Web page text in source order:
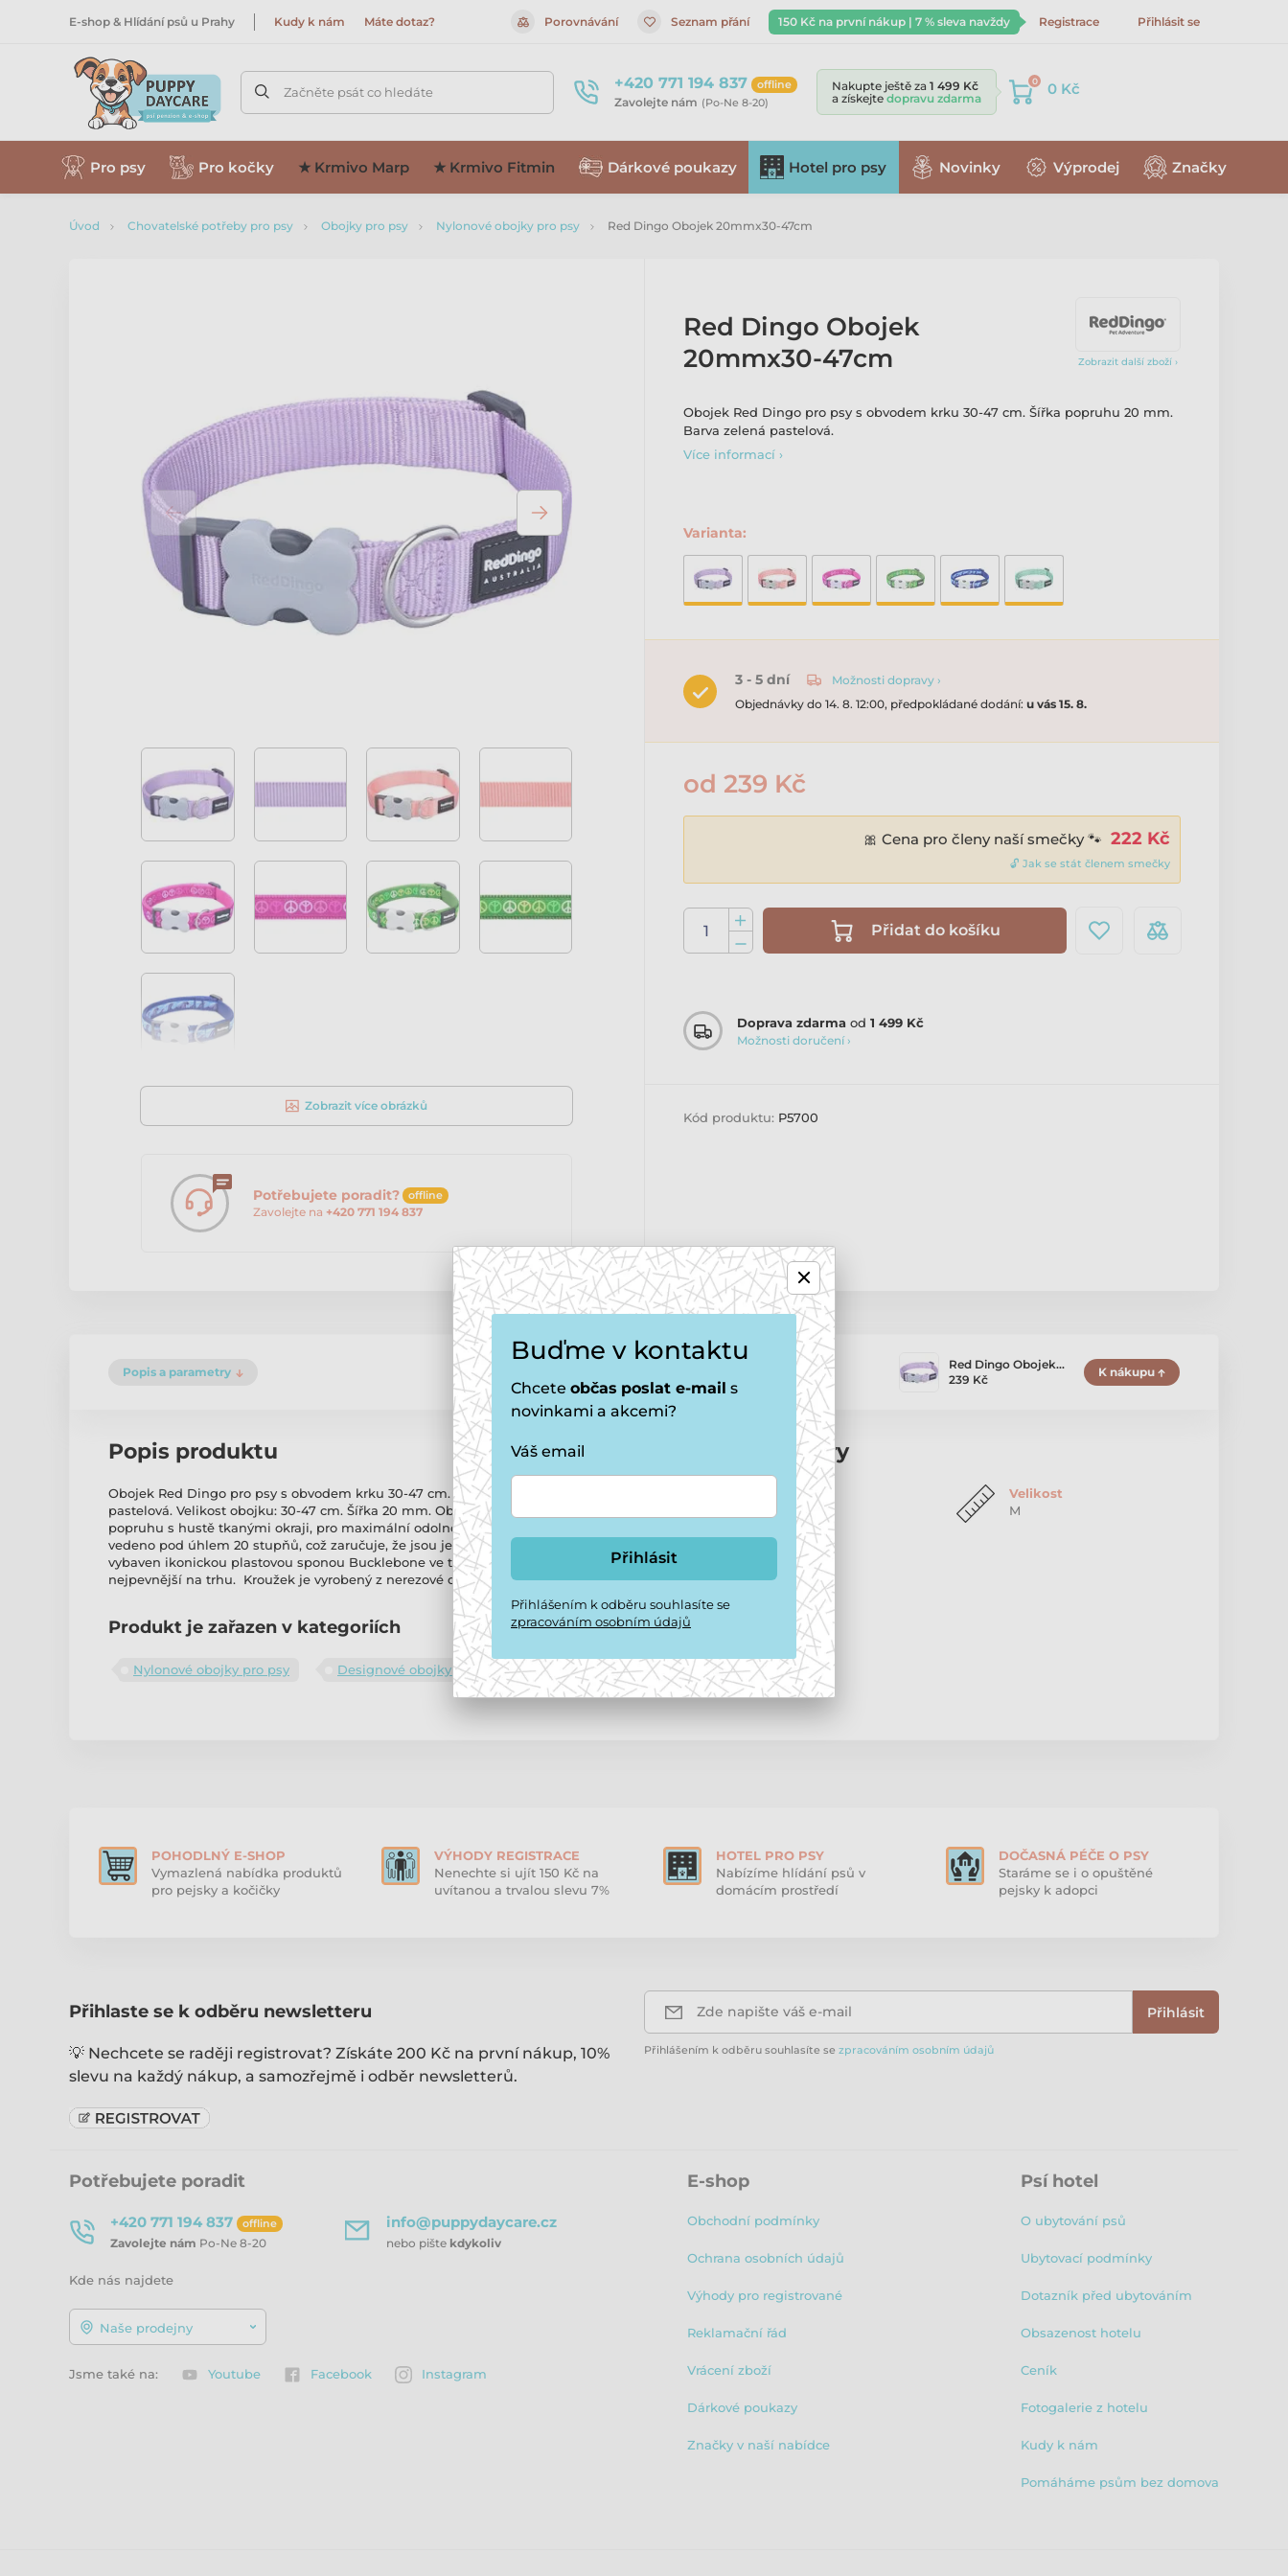
E-shop & Hlídání psů u Prahy Kudy k nám Máte dotaz? Porovnávání Seznam přání 150 Kč na první nákup | 7 % sleva navždy Registrace Přihlásit se
Začněte psát co hledáte +420 771 194 837 offline
Zavolejte nám (Po-Ne 8-20)
Nakupte ještě za 1 499 Kč
a získejte dopravu zdarma
0 0 Kč
Pro psy Pro kočky ★ Krmivo Marp ★ Krmivo Fitmin Dárkové poukazy Hotel pro psy Novinky Výprodej Značky
Úvod Chovatelské potřeby pro psy Obojky pro psy Nylonové obojky pro psy Red Dingo Obojek 20mmx30-47cm
Zobrazit další zboží ›
Zobrazit více obrázků
Potřebujete poradit? offline
Zavolejte na +420 771 194 837
Red Dingo Obojek
20mmx30-47cm
Obojek Red Dingo pro psy s obvodem krku 30-47 cm. Šířka popruhu 20 mm.
Barva zelená pastelová.
Více informací ›
Varianta:
3 - 5 dní
Možnosti dopravy ›
Objednávky do 14. 8. 12:00, předpokládané dodání: u vás 15. 8.
od 239 Kč
🎀 Cena pro členy naší smečky 🐾 222 Kč
🔓 Jak se stát členem smečky
Přidat do košíku
Doprava zdarma od 1 499 Kč
Možnosti doručení ›
Kód produktu: P5700
Popis a parametry
Red Dingo Obojek…
239 Kč
K nákupu
Popis produktu
Obojek Red Dingo pro psy s obvodem krku 30-47 cm. Šířka popruhu 20 mm. Barva zelená
pastelová. Velikost obojku: 30-47 cm. Šířka 20 mm. Obojek z kvalitního nylonového
popruhu s hustě tkanými okraji, pro maximální odolnost vůči oděru. Zakončení popruhu je
vedeno pod úhlem 20 stupňů, což zaručuje, že jsou jeho kraje hladké a neřežou. Obojek je
vybaven ikonickou plastovou sponou Bucklebone ve tvaru kosti, která patří mezi
nejpevnější na trhu. Kroužek je vyrobený z nerezové oceli a nebarví srst psa.
Produkt je zařazen v kategoriích
Nylonové obojky pro psy Designové obojky pro psy
Parametry
Barva
zelená
Velikost
M
POHODLNÝ E-SHOP
Vymazlená nabídka produktů
pro pejsky a kočičky
VÝHODY REGISTRACE
Nenechte si ujít 150 Kč na
uvítanou a trvalou slevu 7%
HOTEL PRO PSY
Nabízíme hlídání psů v
domácím prostředí
DOČASNÁ PÉČE O PSY
Staráme se i o opuštěné
pejsky k adopci
Přihlaste se k odběru newsletteru
💡 Nechcete se raději registrovat? Získáte 200 Kč na první nákup, 10%
slevu na každý nákup, a samozřejmě i odběr newsletterů.
Zde napište váš e-mail Přihlásit
Přihlášením k odběru souhlasíte se zpracováním osobním údajů
Potřebujete poradit
+420 771 194 837 offline
Zavolejte nám Po-Ne 8-20
info@puppydaycare.cz
nebo pište kdykoliv
Kde nás najdete
Naše prodejny
Jsme také na: Youtube Facebook Instagram
E-shop
Obchodní podmínky
Ochrana osobních údajů
Výhody pro registrované
Reklamační řád
Vrácení zboží
Dárkové poukazy
Značky v naší nabídce
Psí hotel
O ubytování psů
Ubytovací podmínky
Dotazník před ubytováním
Obsazenost hotelu
Ceník
Fotogalerie z hotelu
Kudy k nám
Pomáháme psům bez domova
Buďme v kontaktu
Chcete občas poslat e-mail s
novinkami a akcemi?
Váš email
Přihlásit
Přihlášením k odběru souhlasíte se
zpracováním osobním údajů